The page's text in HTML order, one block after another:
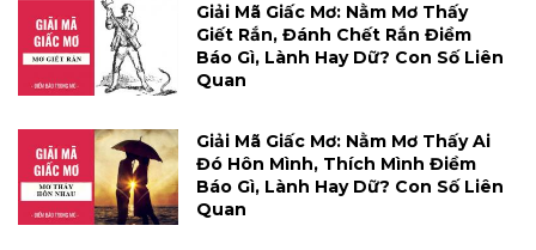
Giải Mã Giấc Mơ: Nằm Mơ Thấy
Giết Rắn, Đánh Chết Rắn Điềm
Báo Gì, Lành Hay Dữ? Con Số Liên
Quan
Giải Mã Giấc Mơ: Nằm Mơ Thấy Ai
Đó Hôn Mình, Thích Mình Điềm
Báo Gì, Lành Hay Dữ? Con Số Liên
Quan